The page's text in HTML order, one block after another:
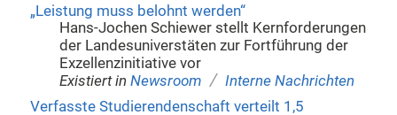
„Leistung muss belohnt werden“
Hans-Jochen Schiewer stellt Kernforderungen
der Landesuniverstäten zur Fortführung der
Exzellenzinitiative vor
Existiert in Newsroom / Interne Nachrichten
Verfasste Studierendenschaft verteilt 1,5